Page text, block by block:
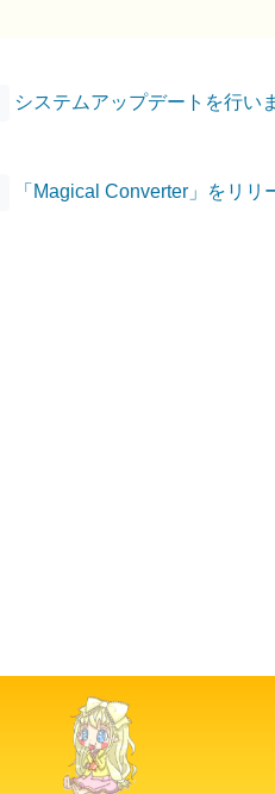
システムアップデートを行い
「Magical Converter」をリリ